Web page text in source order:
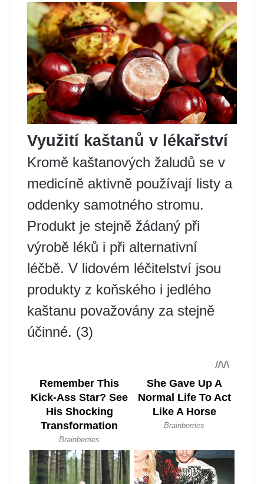
Využití kaštanů v lékařství
Kromě kaštanových žaludů se v
medicíně aktivně používají listy a
oddenky samotného stromu.
Produkt je stejně žádaný při
výrobě léků i při alternativní
léčbě. V lidovém léčitelství jsou
produkty z koňského i jedlého
kaštanu považovány za stejně
účinné. (3)